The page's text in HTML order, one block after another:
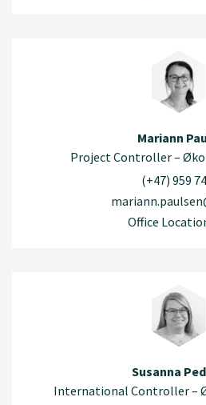
Mariann
Project Controller –
(+47) 959
Office
Susanna
International Controller –